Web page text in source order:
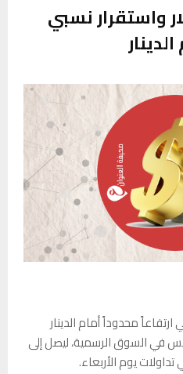
واستقرار نسبي
محدوداً أمام الدينار
في السوق الرسمية، ليصل إلى